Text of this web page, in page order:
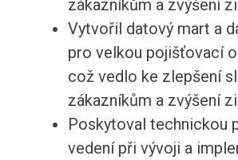
zákazníkům a zvýšení
Vytvořil datový mart a
pro velkou pojišťovací
což vedlo ke zlepšení
zákazníkům a zvýšení
Poskytoval technickou
vedení při vývoji a